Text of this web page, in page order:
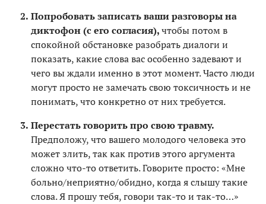
Попробовать записать ваши разговоры на
диктофон (с его согласия),чтобы потом в
спокойной обстановке разобрать диалоги и
показать, какие слова вас особенно задевают и
чего вы ждали именно в этот момент. Часто люди
могут просто не замечать свою токсичность и не
понимать, что конкретно от них требуется.
Перестать говорить про свою травму.
Предположу, что вашего молодого человека это
может злить, так как против этого аргумента
сложно что-то ответить. Говорите просто: «Мне
больно/неприятно/обидно, когда я слышу такие
слова. Я прошу тебя, говори так-то и так-то…»